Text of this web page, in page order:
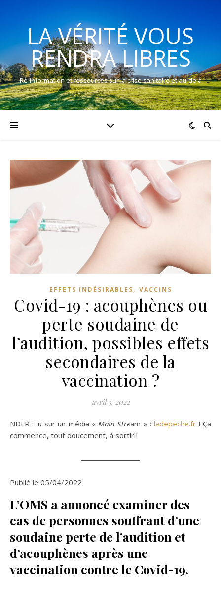
LA VÉRITÉ VOUS
RENDRA LIBRES
Ré-information et ressources sur la crise sanitaire et au-delà
EFFETS INDÉSIRABLES, VACCINS
Covid-19 : acouphènes ou
perte soudaine de
l’audition, possibles effets
secondaires de la
vaccination ?
avril 5, 2022
NDLR : lu sur un média « Main Stream » :ladepeche.fr ! Ça
commence, tout doucement, à sortir !
Publié le 05/04/2022
L’OMS a annoncé examiner des
cas de personnes souffrant d’une
soudaine perte de l’audition et
d’acouphènes après une
vaccination contre le Covid-19.